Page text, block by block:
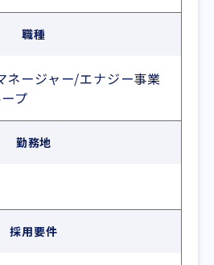
職種
ネージャー/エナジー事業
プ
勤務地
採用要件